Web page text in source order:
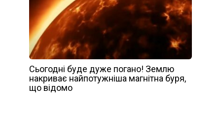
Сьогодні буде дуже погано! Землю
накриває найпотужніша магнітна буря,
що відомо